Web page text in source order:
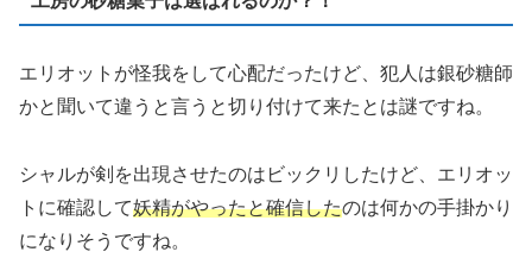
エリオットが怪我をして心配だったけど、犯人は銀砂糖師
かと聞いて違うと言うと切り付けて来たとは謎ですね。
シャルが剣を出現させたのはビックリしたけど、エリオッ
トに確認して妖精がやったと確信したのは何かの手掛かり
になりそうですね。